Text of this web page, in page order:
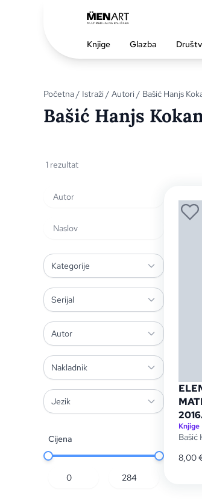
Knjige Glazba
Početna/ Istraži/ Autori/ Bašić Hanjs
Bašić Hanjs
1 rezultat
Kategorije
Serijal
Autor
Nakladnik
Jezik
Cijena
Knjige
Bašić
8,00